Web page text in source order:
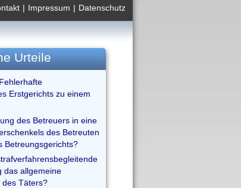
Datenschutz
|
Impressum
|
Urteile
Erstgerichts zu einem
des Betreuers in eine
des Betreuten
Betreungsgerichts?
das allgemeine
des Täters?